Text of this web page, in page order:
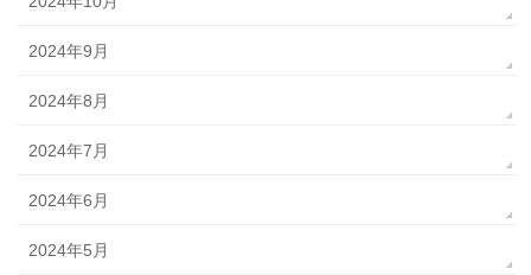
2024年9月
2024年8月
2024年7月
2024年6月
2024年5月